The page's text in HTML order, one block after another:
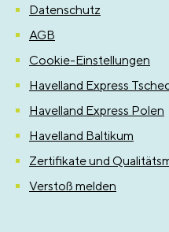
Datenschutz
AGB
Cookie-Einstellungen
Havelland Express
Havelland Express Polen
Havelland Baltikum
Zertifikate und
Verstoß melden